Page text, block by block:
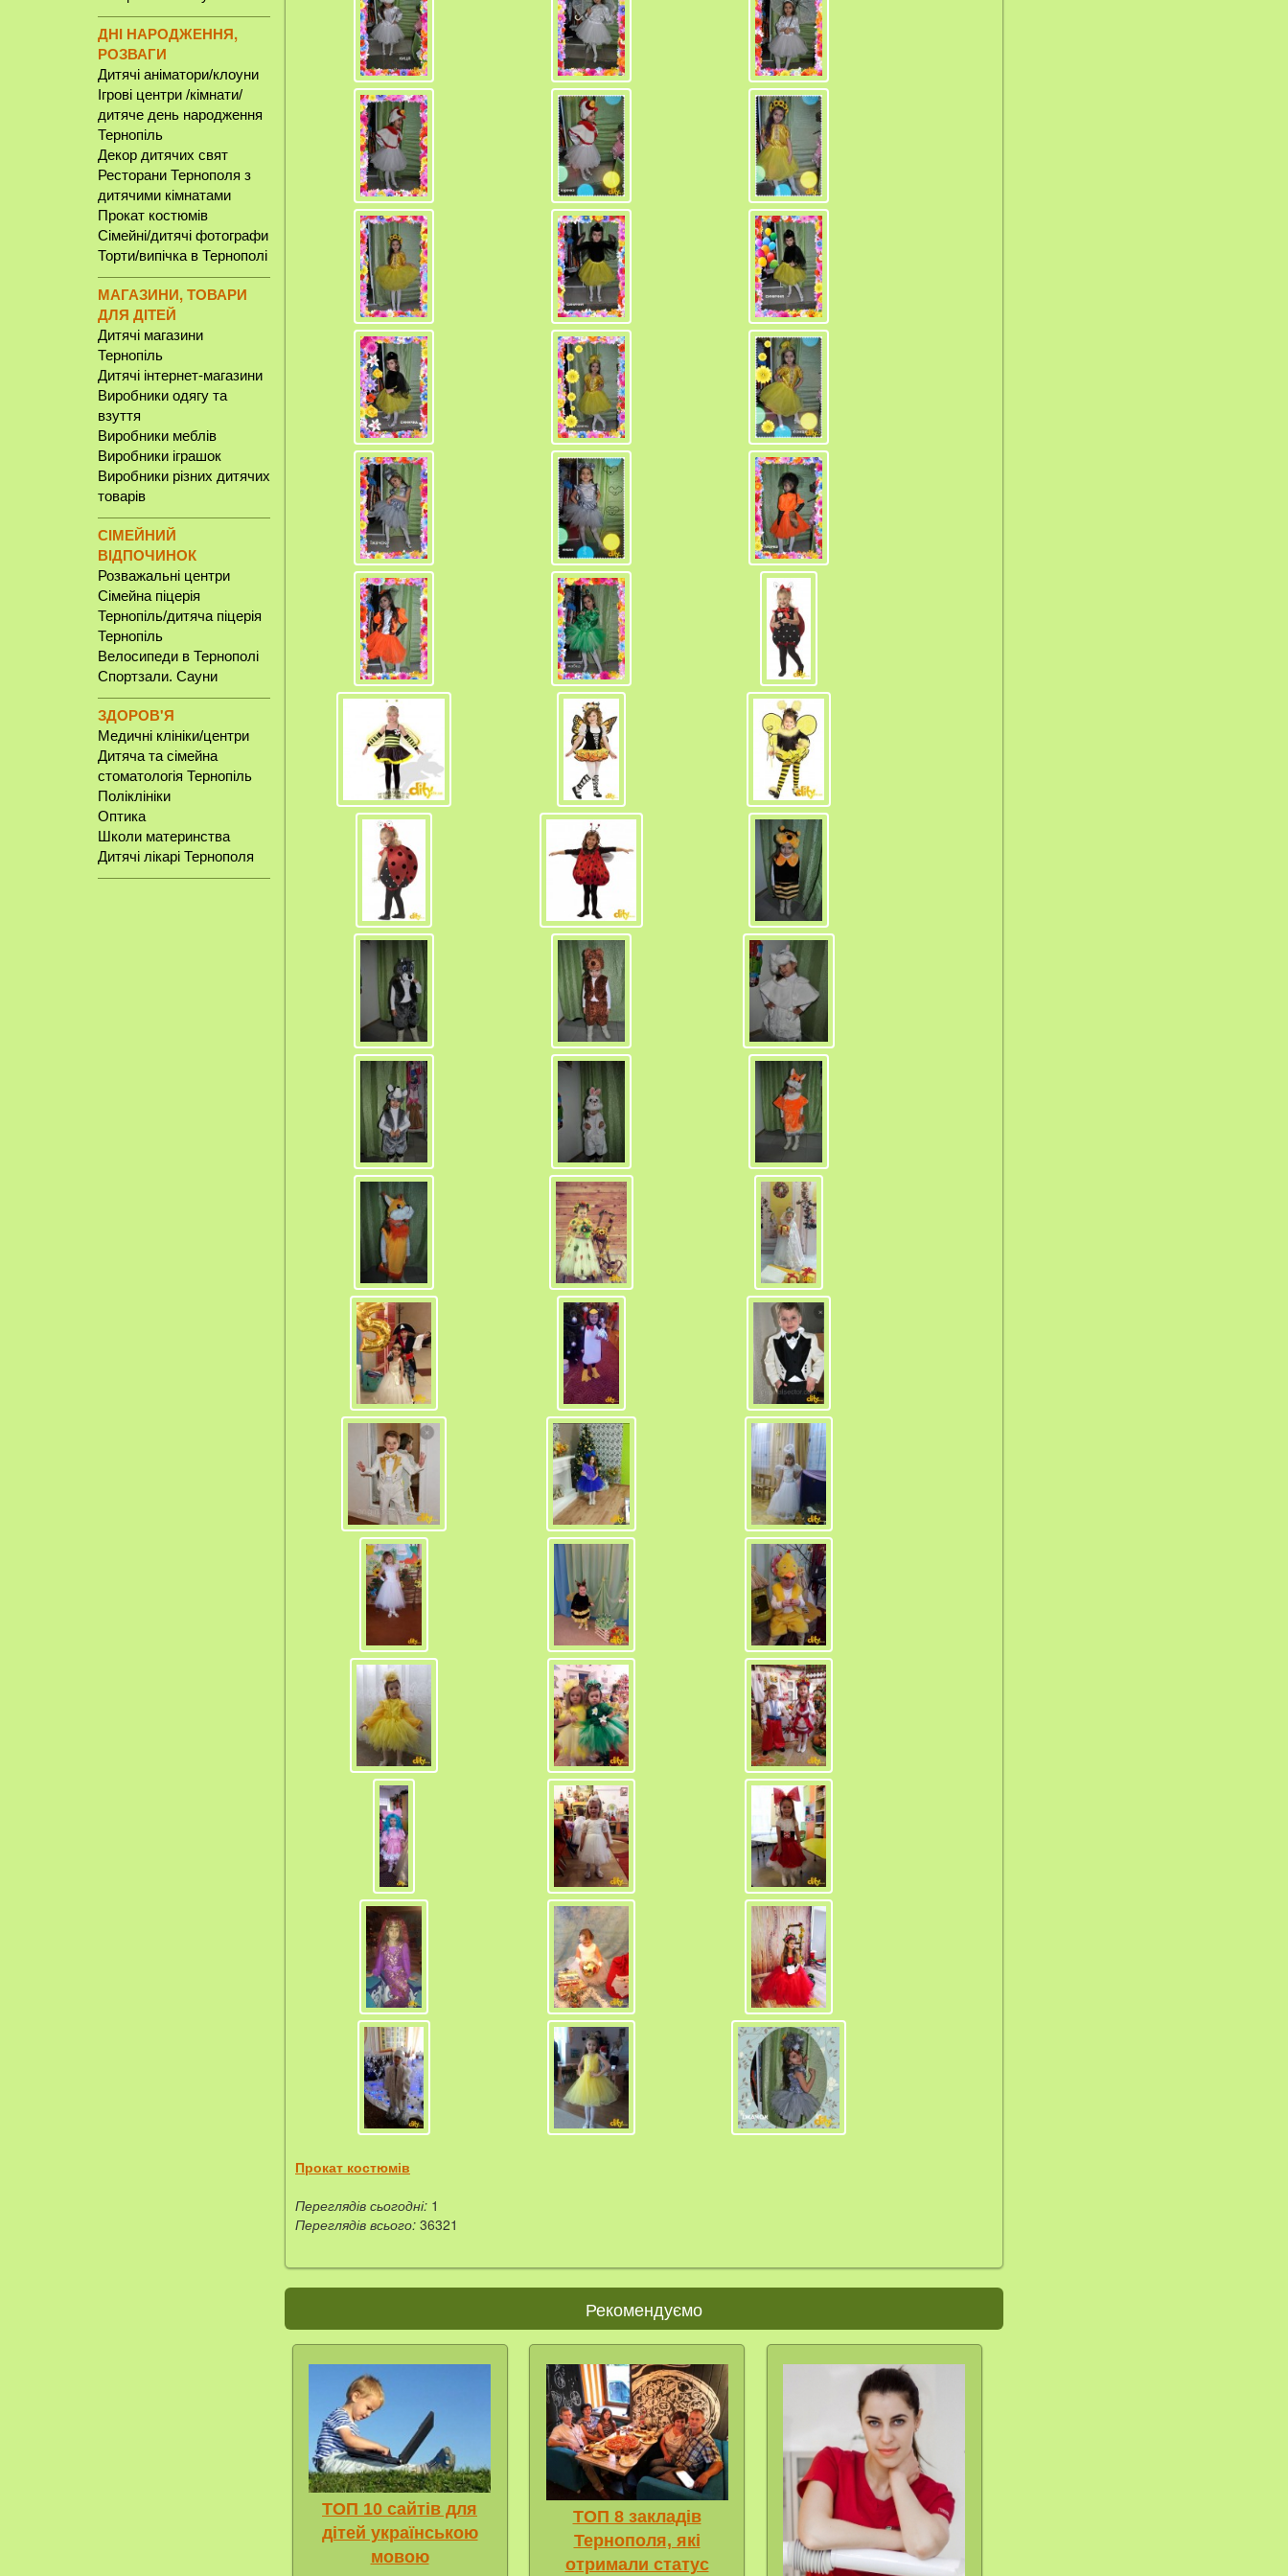
ДНІ НАРОДЖЕННЯ,
РОЗВАГИ
Дитячі аніматори/клоуни
Ігрові центри /кімнати/
дитяче день народження
Тернопіль
Декор дитячих свят
Ресторани Тернополя з
дитячими кімнатами
Прокат костюмів
Сімейні/дитячі фотографи
Торти/випічка в Тернополі
МАГАЗИНИ, ТОВАРИ
ДЛЯ ДІТЕЙ
Дитячі магазини
Тернопіль
Дитячі інтернет-магазини
Виробники одягу та
взуття
Виробники меблів
Виробники іграшок
Виробники різних дитячих
товарів
СІМЕЙНИЙ
ВІДПОЧИНОК
Розважальні центри
Сімейна піцерія
Тернопіль/дитяча піцерія
Тернопіль
Велосипеди в Тернополі
Спортзали. Сауни
ЗДОРОВ'Я
Медичні клініки/центри
Дитяча та сімейна
стоматологія Тернопіль
Поліклініки
Оптика
Школи материнства
Дитячі лікарі Тернополя
Прокат костюмів
Переглядів сьогодні: 1
Переглядів всього: 36321
Рекомендуємо
ТОП 10 сайтів для
дітей українською
мовою
ТОП 8 закладів
Тернополя, які
отримали статус